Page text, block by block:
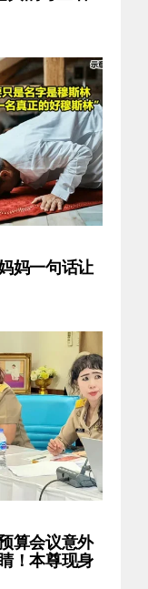
妈一句话让
算会议意外
！本尊现身